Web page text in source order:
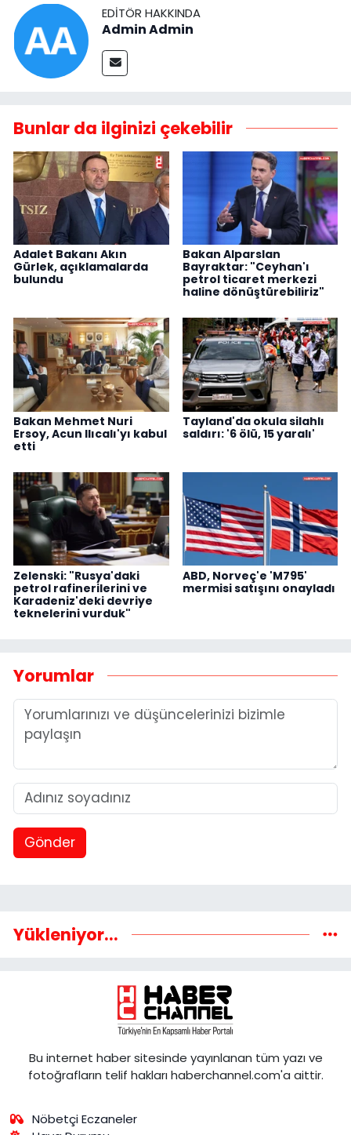
EDITÖR HAKKINDA
Admin Admin
Bunlar da ilginizi çekebilir
Adalet Bakanı Akın
Gürlek, açıklamalarda
bulundu
Bakan Alparslan
Bayraktar: "Ceyhan'ı
petrol ticaret merkezi
haline dönüştürebiliriz"
Bakan Mehmet Nuri
Ersoy, Acun Ilıcalı'yı kabul
etti
Tayland'da okula silahlı
saldırı: '6 ölü, 15 yaralı'
Zelenski: "Rusya'daki
petrol rafinerilerini ve
Karadeniz'deki devriye
teknelerini vurduk"
ABD, Norveç'e 'M795'
mermisi satışını onayladı
Yorumlar
Gönder
Yükleniyor...
Bu internet haber sitesinde yayınlanan tüm yazı ve
fotoğrafların telif hakları haberchannel.com'a aittir.
Nöbetçi Eczaneler